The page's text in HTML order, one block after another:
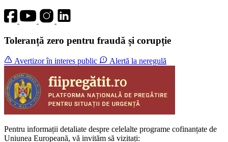
Toleranță zero pentru fraudă și corupție
Avertizor în interes public Alertă la neregulă
Pentru informații detaliate despre celelalte programe cofinanțate de
Uniunea Europeană, vă invităm să vizitați: